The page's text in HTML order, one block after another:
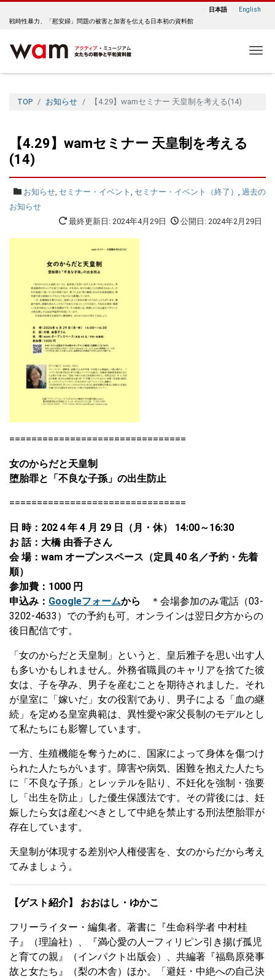
日本語
English
戦時性暴力、「慰安婦」問題の被害と加害を伝える日本初の資料館
TOP お知らせ 【4.29】wamセミナー 天皇制を考える(14)
【4.29】wamセミナー 天皇制を考える
(14)
お知らせ, セミナー・イベント セミナー・イベント（終了）
過去の
お知らせ
最終更新日: 2024年4月29日
公開日: 2024年2月29日
================================
女のからだと天皇制
堕胎罪と「不良な子孫」の出生防止
================================
日 時：202４年 4 月 29 日（月・休） 14:00～16:30
お 話：大橋 由香子さん
会 場：wam オープンスペース（定員 40 名／予約・先着
順）
参加費：1000 円
申込み： Googleフォームから
＊会場参加のみ電話（03-
3202-4633）での予約も可。オンラインは翌日夕方からの
後日配信です。
「女のからだと天皇制」というと、皇后雅子を思い出す人
も多いかもしれません。外務省職員のキャリアを捨てた彼
女は、子を孕み、男子を産むことを期待されました。それ
が皇室に「嫁いだ」女の役割であり、男子による「血の継
続」を定める皇室典範は、異性愛や家父長制のモデルとし
て私たちにも影響しています。
一方、生殖機能を奪うために、国家によって身体を傷つけ
られた人たちがいます。障害や病気、困難を抱えた人たち
に「不良な子孫」とレッテルを貼り、不妊化を強制・強要
し「出生を防止」した優生保護法です。その背後には、妊
娠したら女は産むべきとして中絶を禁止する刑法堕胎罪が
存在しています。
天皇制が体現する差別や人権侵害を、女のからだから考え
てみましょう。
【ゲスト紹介】 おおはし・ゆかこ
フリーライター・編集者。著書に『生命科学者 中村桂
子』（理論社）、『満心愛の人―フィリピン引き揚げ孤児
と育ての親』（インパクト出版会）、共編著『福島原発事
故と女たち』（梨の木舎）ほか。「避妊・中絶への自己決